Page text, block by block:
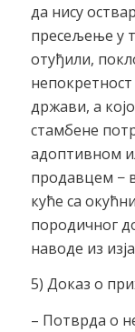
да нису
пресељење у
отуђили,
држави, а
стамбене
адоптивном
продавцем −
куће са
породичног
наводе из
5) Доказ о
– Потврда о